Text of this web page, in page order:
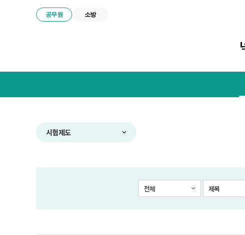
공무원 소방
트
시험제도
전체 제목